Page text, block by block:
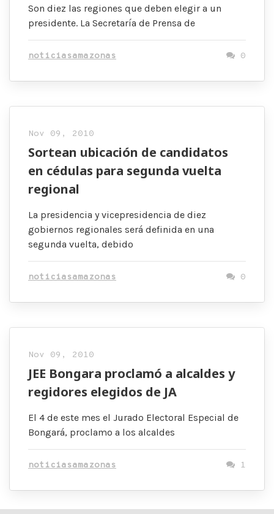
Son diez las regiones que deben elegir a un
presidente. La Secretaría de Prensa de
noticiasamazonas 0
Nov 09, 2010
Sortean ubicación de candidatos
en cédulas para segunda vuelta
regional
La presidencia y vicepresidencia de diez
gobiernos regionales será definida en una
segunda vuelta, debido
noticiasamazonas 0
Nov 09, 2010
JEE Bongara proclamó a alcaldes y
regidores elegidos de JA
El 4 de este mes el Jurado Electoral Especial de
Bongará, proclamo a los alcaldes
noticiasamazonas 1